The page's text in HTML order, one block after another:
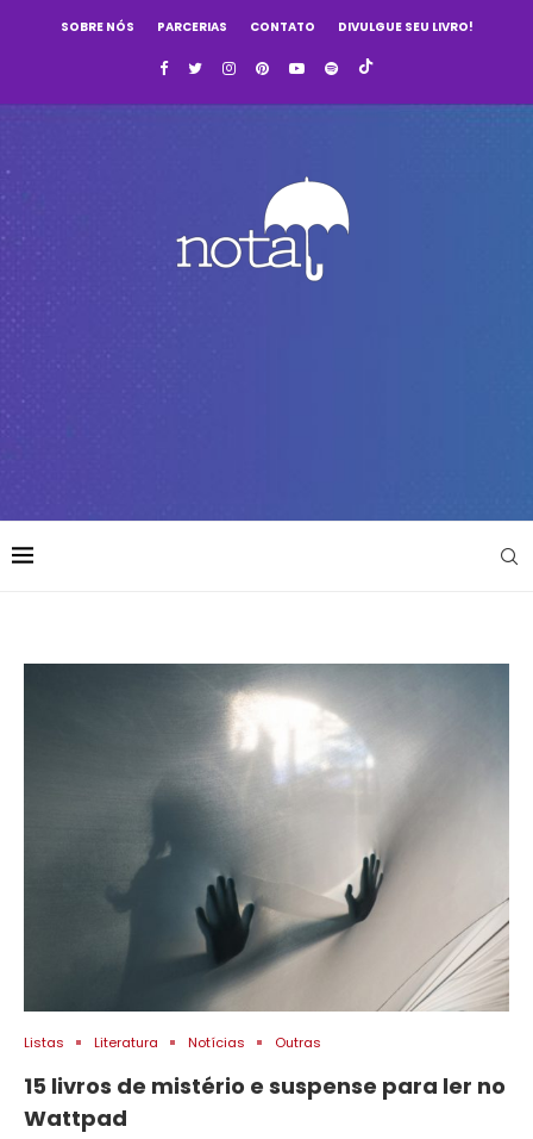
SOBRE NÓS PARCERIAS CONTATO DIVULGUE SEU LIVRO!
Listas Literatura Notícias Outras
15 livros de mistério e suspense para ler no
Wattpad